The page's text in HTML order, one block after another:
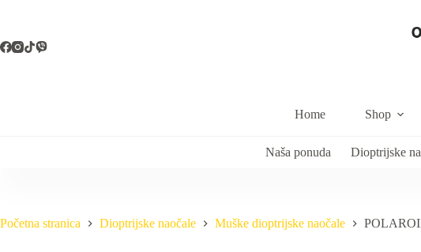
Home Shop
Naša ponuda Dioptrijske
Početna stranica Dioptrijske naočale Muške dioptrijske naočale